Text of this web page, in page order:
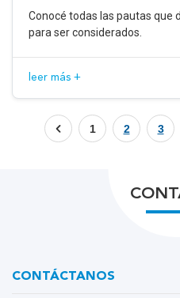
Conocé todas las pautas que
para ser considerados.
leer más +
1 2 3
CONTÁCTANOS